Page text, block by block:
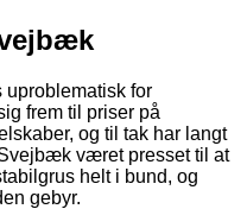
for
frem til priser på
og til tak har langt
været presset til at
helt i bund, og
gebyr.